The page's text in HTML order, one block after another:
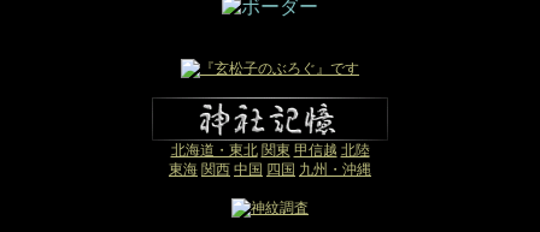
北海道・東北 関東 甲信越 北陸
東海 関西 中国 四国 九州・沖縄